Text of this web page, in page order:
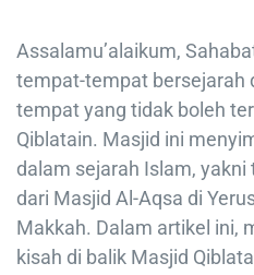
Assalamu’alaikum,
tempat-tempat bersejarah
tempat yang tidak boleh
Qiblatain. Masjid ini
dalam sejarah Islam,
dari Masjid Al-Aqsa di
Makkah. Dalam artikel ini,
kisah di balik Masjid